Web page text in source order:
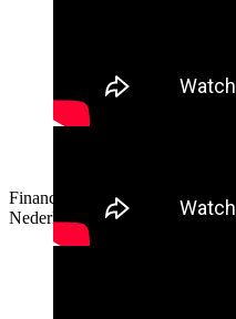
Financieel journalist Martin
Nederlandse economie